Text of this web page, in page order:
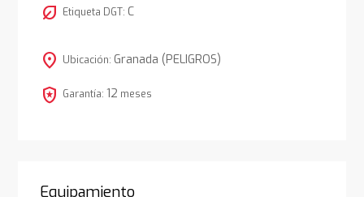
nest_eco_leaf Etiqueta DGT: C
location_on Ubicación: Granada (PELIGROS)
local_police Garantía: 12 meses
Equipamiento